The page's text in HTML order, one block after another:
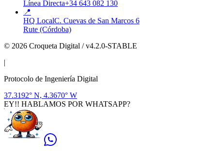
Línea Directa+34 643 082 130
📍
HQ LocalC. Cuevas de San Marcos 6
Rute (Córdoba)
© 2026 Croqueta Digital / v4.2.0-STABLE
|
Protocolo de Ingeniería Digital
37.3192° N, 4.3670° W
EY!! HABLAMOS POR WHATSAPP?